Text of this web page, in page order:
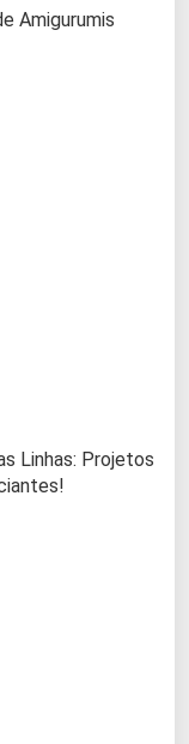
Amigurumis
Linhas: Projetos